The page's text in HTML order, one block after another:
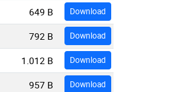
649 B Download
792 B Download
1.012 B Download
957 B Download